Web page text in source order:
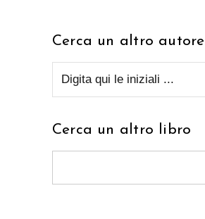
Cerca un altro autore
Cerca un altro libro